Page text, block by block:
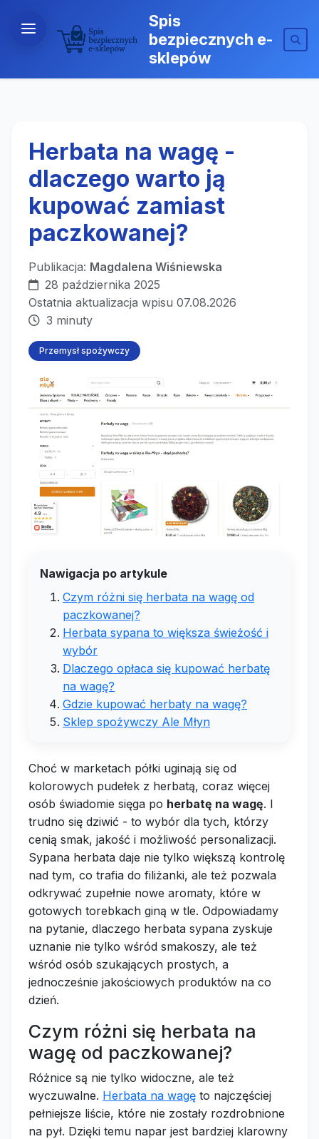
Spis
bezpiecznych e-
sklepów
Herbata na wagę -
dlaczego warto ją
kupować zamiast
paczkowanej?
Publikacja: Magdalena Wiśniewska
28 października 2025
Ostatnia aktualizacja wpisu 07.08.2026
3 minuty
Przemysł spożywczy
Nawigacja po artykule
Czym różni się herbata na wagę od
paczkowanej?
Herbata sypana to większa świeżość i
wybór
Dlaczego opłaca się kupować herbatę
na wagę?
Gdzie kupować herbaty na wagę?
Sklep spożywczy Ale Młyn
Choć w marketach półki uginają się od
kolorowych pudełek z herbatą, coraz więcej
osób świadomie sięga po herbatę na wagę. I
trudno się dziwić - to wybór dla tych, którzy
cenią smak, jakość i możliwość personalizacji.
Sypana herbata daje nie tylko większą kontrolę
nad tym, co trafia do filiżanki, ale też pozwala
odkrywać zupełnie nowe aromaty, które w
gotowych torebkach giną w tle. Odpowiadamy
na pytanie, dlaczego herbata sypana zyskuje
uznanie nie tylko wśród smakoszy, ale też
wśród osób szukających prostych, a
jednocześnie jakościowych produktów na co
dzień.
Czym różni się herbata na
wagę od paczkowanej?
Różnice są nie tylko widoczne, ale też
wyczuwalne. Herbata na wagę to najczęściej
pełniejsze liście, które nie zostały rozdrobnione
na pył. Dzięki temu napar jest bardziej klarowny